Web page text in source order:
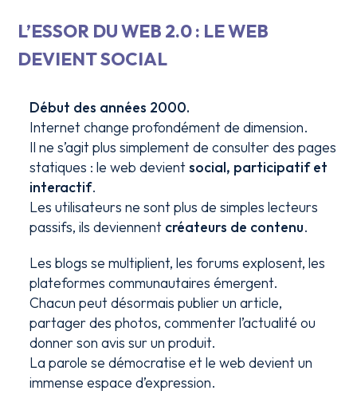
L’ESSOR DU WEB 2.0 : LE WEB
DEVIENT SOCIAL
Début des années 2000.
Internet change profondément de dimension.
Il ne s’agit plus simplement de consulter des pages
statiques : le web devientsocial, participatif et
interactif.
Les utilisateurs ne sont plus de simples lecteurs
passifs, ils deviennent créateurs de contenu.
Les blogs se multiplient, les forums explosent, les
plateformes communautaires émergent.
Chacun peut désormais publier un article,
partager des photos, commenter l’actualité ou
donner son avis sur un produit.
La parole se démocratise et le web devient un
immense espace d’expression.